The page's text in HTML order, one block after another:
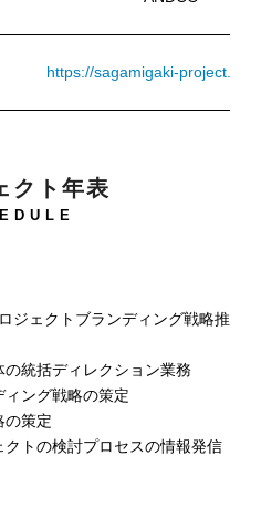
https://sagamigaki-project.jp/
クト年表
ジェクトブランディング戦略推
の統括ディレクション業務
ィング戦略の策定
の策定
クトの検討プロセスの情報発信